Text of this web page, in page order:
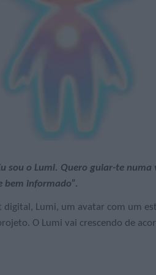
sou o Lumi. Quero guiar-te
bem informado”.
digital, Lumi, um avatar com um
O Lumi vai crescendo de